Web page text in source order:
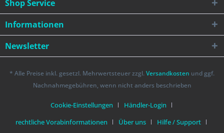
Shop Service
Informationen
Newsletter
* Alle Preise inkl. gesetzl. Mehrwertsteuer zzgl. Versandkosten und ggf.
Nachnahmegebühren, wenn nicht anders beschrieben
Cookie-Einstellungen
Händler-Login
rechtliche Vorabinformationen
Über uns
Hilfe / Support